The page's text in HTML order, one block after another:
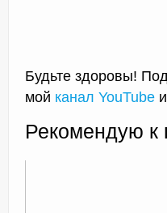
Будьте здоровы!
мой канал YouTube и
Рекомендую к